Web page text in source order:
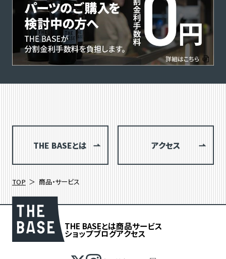
THE BASEとは アクセス
TOP 商品・サービス
THE BASEとは商品サービス
ショップブログアクセス